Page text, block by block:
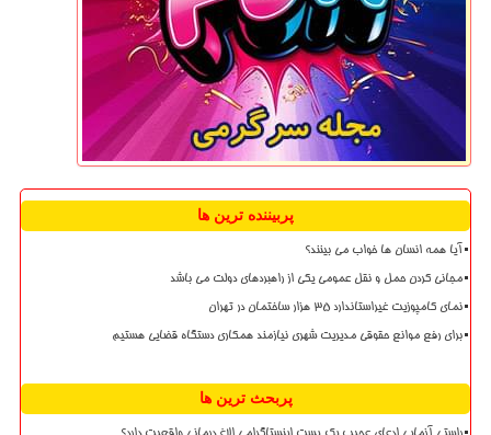
پربیننده ترین ها
آیا همه انسان ها خواب می بینند؟
مجانی کردن حمل و نقل عمومی یکی از راهبردهای دولت می باشد
نمای کامپوزیت غیراستاندارد ۳۵ هزار ساختمان در تهران
برای رفع موانع حقوقی مدیریت شهری نیازمند همکاری دستگاه قضایی هستیم
پربحث ترین ها